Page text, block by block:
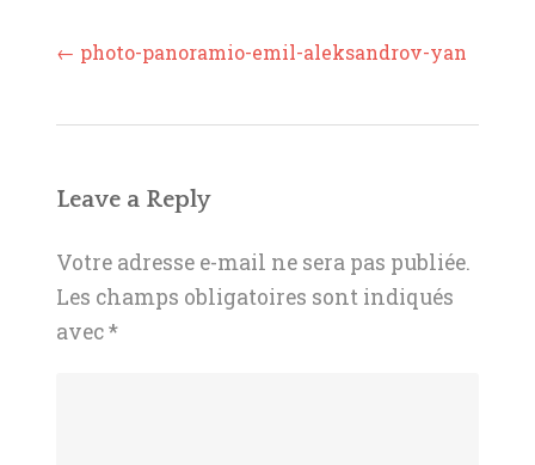
Post
← photo-panoramio-emil-aleksandrov-yan
Leave a Reply
Votre adresse e-mail ne sera pas publiée.
Les champs obligatoires sont indiqués
avec*